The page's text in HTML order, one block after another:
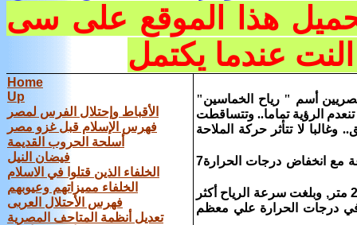
هذا الموقع على سى
عندما يكتمل
Home
Up
الأقباط وإحتلال الفرس لمصر
فهرس الإسلام قبل غزو مصر
أسلحة الحروب القديمة
فيضان النيل
الخلفاء الذين قتلوا في الاسلام
الخلفاء مميزاتهم وعيوبهم
فهرس الأحتلال العربى
تعديل أنظمة المتاحف المصرية
أسم " رياح الخماسين"
الرؤية تماما.. وتتساقطت
لا تتأثر حركة الملاحة
انخفاض الرؤية علي معظم الطرق الصحراوية والمناطق المكشوفة لأقل من‏200‏ متر‏,‏ وبلغت سرعة الرياح أكثر
ملحوظ في درجات الحرارة علي معظم